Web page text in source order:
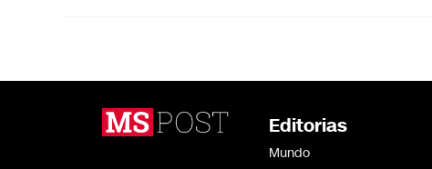
Editorias
Mundo